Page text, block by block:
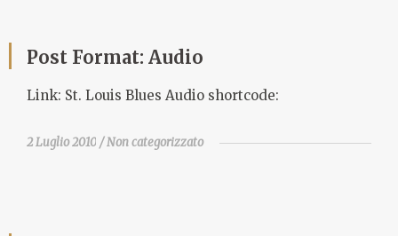
Post Format: Audio
Link: St. Louis Blues Audio shortcode:
2 Luglio 2010 Non categorizzato